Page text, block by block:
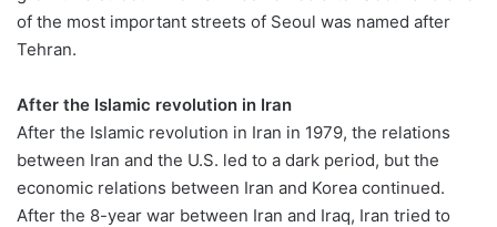
of the most important streets of Seoul was named after
Tehran.
After the Islamic revolution in Iran
After the Islamic revolution in Iran in 1979, the relations
between Iran and the U.S. led to a dark period, but the
economic relations between Iran and Korea continued.
After the 8-year war between Iran and Iraq, Iran tried to